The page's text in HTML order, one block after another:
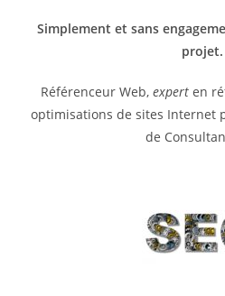
Simplement et sans
projet.
Référenceur Web, experten
optimisations de sites Internet
de